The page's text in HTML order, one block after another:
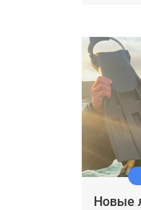
Новые